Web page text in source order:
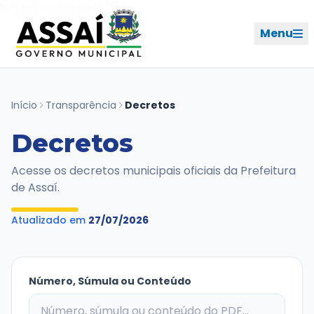
Ir para o conteúdo [1]
Menu
PERFIL DE NAVEGAÇÃO
Geral
Início
Cidade
Ouvidoria
Início Transparência Decretos
Decretos
Acesse os decretos municipais oficiais da Prefeitura
de Assaí.
Atualizado em 27/07/2026
Número, Súmula ou Conteúdo